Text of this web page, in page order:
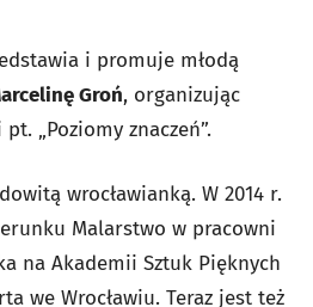
i promuje młodą
Groń, organizując
„Poziomy znaczeń”.
wrocławianką. W 2014 r.
Malarstwo w pracowni
na Akademii Sztuk Pięknych
we Wrocławiu. Teraz jest też